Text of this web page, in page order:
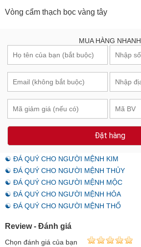
Vòng cẩm thạch bọc vàng tây
MUA HÀNG NHANH
Đặt hàng
☯ ĐÁ QUÝ CHO NGƯỜI MỆNH KIM
☯ ĐÁ QUÝ CHO NGƯỜI MỆNH THỦY
☯ ĐÁ QUÝ CHO NGƯỜI MỆNH MỘC
☯ ĐÁ QUÝ CHO NGƯỜI MỆNH HỎA
☯ ĐÁ QUÝ CHO NGƯỜI MỆNH THỔ
Review - Đánh giá
Chọn đánh giá của bạn